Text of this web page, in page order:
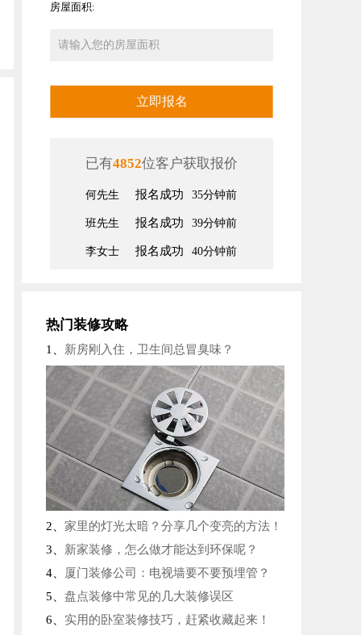
房屋面积:
立即报名
已有4852位客户获取报价
何先生 报名成功 35分钟前
班先生 报名成功 39分钟前
李女士 报名成功 40分钟前
张先生 报名成功 46分钟前
席先生 报名成功 15分钟前
张先生 报名成功 19分钟前
李先生 报名成功 22分钟前
热门装修攻略
1、 新房刚入住，卫生间总冒臭味？
2、 家里的灯光太暗？分享几个变亮的方法！
3、 新家装修，怎么做才能达到环保呢？
4、
厦门装修公司：电视墙要不要预埋管？
5、 盘点装修中常见的几大装修误区
6、 实用的卧室装修技巧，赶紧收藏起来！